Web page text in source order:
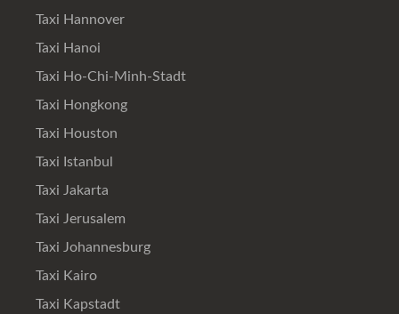
Taxi Hannover
Taxi Hanoi
Taxi Ho-Chi-Minh-Stadt
Taxi Hongkong
Taxi Houston
Taxi Istanbul
Taxi Jakarta
Taxi Jerusalem
Taxi Johannesburg
Taxi Kairo
Taxi Kapstadt